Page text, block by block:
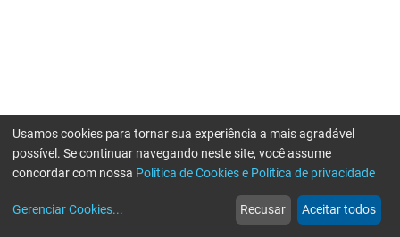
web
Notícias
more_horiz
Mais
Usamos cookies para tornar sua experiência a mais agradável
possível. Se continuar navegando neste site, você assume
concordar com nossa Política de Cookies e Política de privacidade
Gerenciar Cookies... Recusar Aceitar todos
Erro ao enviar informações, por favor tente novamente